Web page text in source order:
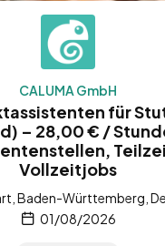
CALUMA GmbH
für
– 28,00 € /
Vollzeitjobs
Baden-Württemberg,
01/08/2026